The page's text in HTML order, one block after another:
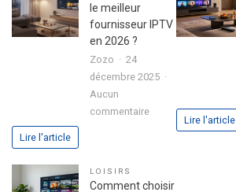
disque
:
parfaite
le meilleur
fournisseur IPTV
en 2026 ?
Zozo
24
décembre 2025
Aucun
commentairesur
Comment
meilleur
Lire l'article
Lire l'article
LOISIRS
Comment choisir